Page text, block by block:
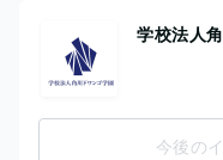
学校法人
今後の